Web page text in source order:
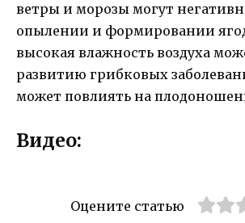
ветры и морозы могут
опылении и формировании
высокая влажность воздуха
развитию грибковых
может повлиять на
Видео:
Оцените статью